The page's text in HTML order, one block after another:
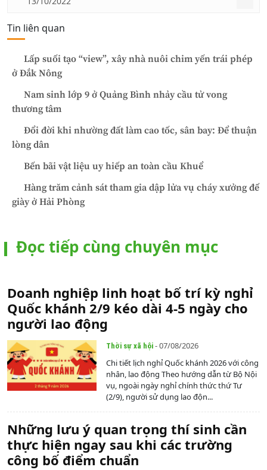
Tin liên quan
Lấp suối tạo “view”, xây nhà nuôi chim yến trái phép
ở Đắk Nông
Nam sinh lớp 9 ở Quảng Bình nhảy cầu tử vong
thương tâm
Đổi đời khi nhường đất làm cao tốc, sân bay: Để thuận
lòng dân
Bến bãi vật liệu uy hiếp an toàn cầu Khuể
Hàng trăm cảnh sát tham gia dập lửa vụ cháy xưởng đế
giày ở Hải Phòng
Đọc tiếp cùng chuyên mục
Doanh nghiệp linh hoạt bố trí kỳ nghỉ
Quốc khánh 2/9 kéo dài 4-5 ngày cho
người lao động
Thời sự xã hội - 07/08/2026
Chi tiết lịch nghỉ Quốc khánh 2026 với công
nhân, lao động Theo hướng dẫn từ Bộ Nội
vụ, ngoài ngày nghỉ chính thức thứ Tư
(2/9), người sử dụng lao độn...
Những lưu ý quan trọng thí sinh cần
thực hiện ngay sau khi các trường
công bố điểm chuẩn